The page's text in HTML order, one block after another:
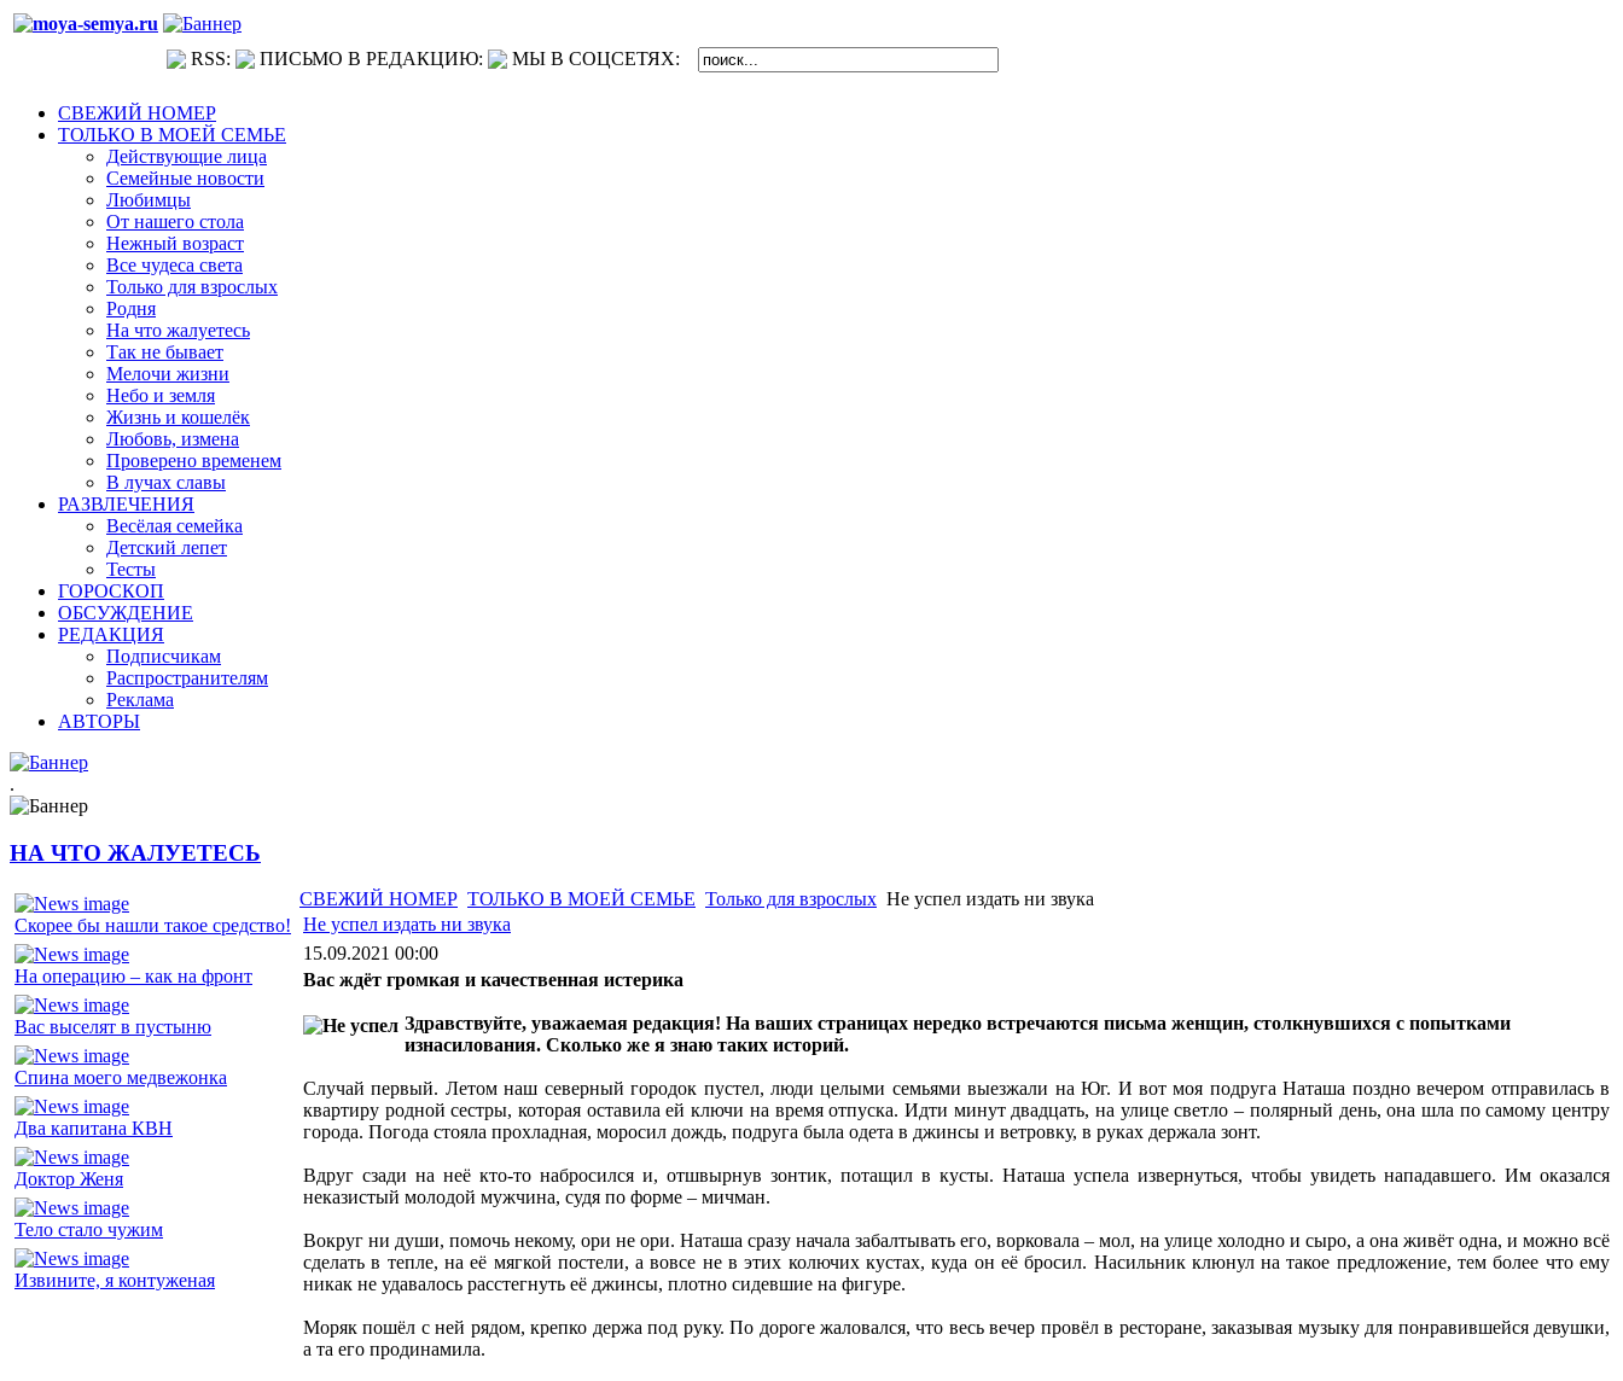
RSS: ПИСЬМО В РЕДАКЦИЮ: МЫ В СОЦСЕТЯХ:
СВЕЖИЙ НОМЕР
ТОЛЬКО В МОЕЙ СЕМЬЕ
Действующие лица
Семейные новости
Любимцы
От нашего стола
Нежный возраст
Все чудеса света
Только для взрослых
Родня
На что жалуетесь
Так не бывает
Мелочи жизни
Небо и земля
Жизнь и кошелёк
Любовь, измена
Проверено временем
В лучах славы
РАЗВЛЕЧЕНИЯ
Весёлая семейка
Детский лепет
Тесты
ГОРОСКОП
ОБСУЖДЕНИЕ
РЕДАКЦИЯ
Подписчикам
Распространителям
Реклама
АВТОРЫ
.
НА ЧТО ЖАЛУЕТЕСЬ
Скорее бы нашли такое средство!
На операцию – как на фронт
Вас выселят в пустыню
Спина моего медвежонка
Два капитана КВН
Доктор Женя
Тело стало чужим
Извините, я контуженая
СВЕЖИЙ НОМЕР ТОЛЬКО В МОЕЙ СЕМЬЕ Только для взрослых Не успел издать ни звука
Не успел издать ни звука
15.09.2021 00:00
Вас ждёт громкая и качественная истерика
Здравствуйте, уважаемая редакция! На ваших страницах нередко встречаются письма женщин, столкнувшихся с попытками
изнасилования. Сколько же я знаю таких историй.
Случай первый. Летом наш северный городок пустел, люди целыми семьями выезжали на Юг. И вот моя подруга Наташа поздно вечером отправилась в
квартиру родной сестры, которая оставила ей ключи на время отпуска. Идти минут двадцать, на улице светло – полярный день, она шла по самому центру
города. Погода стояла прохладная, моросил дождь, подруга была одета в джинсы и ветровку, в руках держала зонт.
Вдруг сзади на неё кто-то набросился и, отшвырнув зонтик, потащил в кусты. Наташа успела извернуться, чтобы увидеть нападавшего. Им оказался
неказистый молодой мужчина, судя по форме – мичман.
Вокруг ни души, помочь некому, ори не ори. Наташа сразу начала забалтывать его, ворковала – мол, на улице холодно и сыро, а она живёт одна, и можно всё
сделать в тепле, на её мягкой постели, а вовсе не в этих колючих кустах, куда он её бросил. Насильник клюнул на такое предложение, тем более что ему
никак не удавалось расстегнуть её джинсы, плотно сидевшие на фигуре.
Моряк пошёл с ней рядом, крепко держа под руку. По дороге жаловался, что весь вечер провёл в ресторане, заказывая музыку для понравившейся девушки,
а та его продинамила.